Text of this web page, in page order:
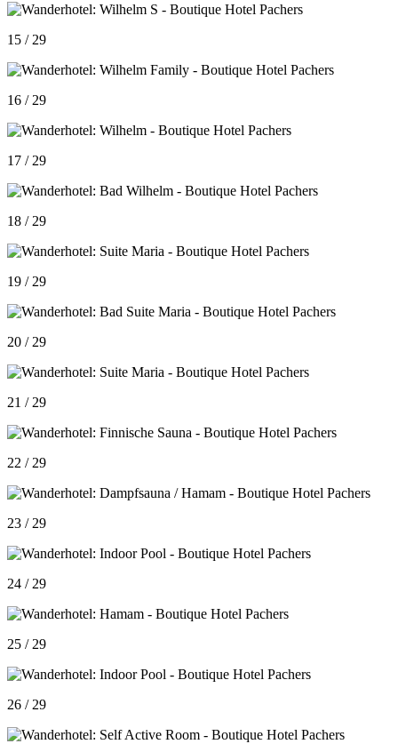
15 / 29
16 / 29
17 / 29
18 / 29
19 / 29
20 / 29
21 / 29
22 / 29
23 / 29
24 / 29
25 / 29
26 / 29